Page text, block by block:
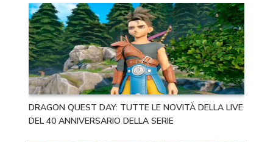
DRAGON QUEST DAY: TUTTE LE NOVITÀ DELLA LIVE
DEL 40 ANNIVERSARIO DELLA SERIE